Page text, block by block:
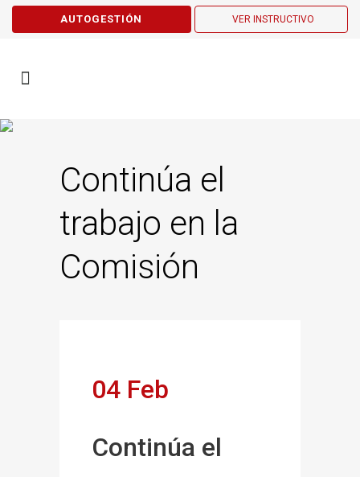
AUTOGESTIÓN VER INSTRUCTIVO
Continúa el
trabajo en la
Comisión
04 Feb
Continúa el